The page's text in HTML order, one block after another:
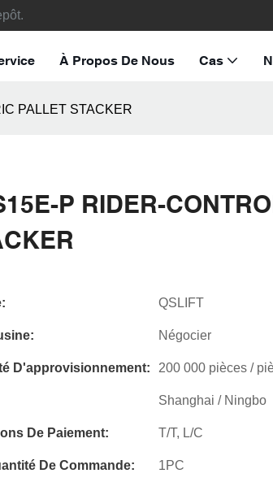
À Propos De Nous Cas
PALLET STACKER
P RIDER-
QSLIFT
Négocier
D'approvisionnement: 200 000 pièces /
Shanghai / Ningbo
De Paiement: T/T, L/C
De Commande: 1PC